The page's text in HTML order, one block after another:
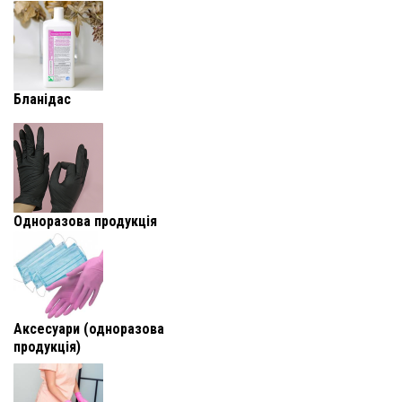
Бланідас
Одноразова продукція
Аксесуари (одноразова
продукція)